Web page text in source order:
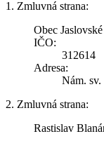
1. Zmluvná strana:
Obec
IČO:
312614
Adresa:
Nám.
2. Zmluvná strana:
Rastislav